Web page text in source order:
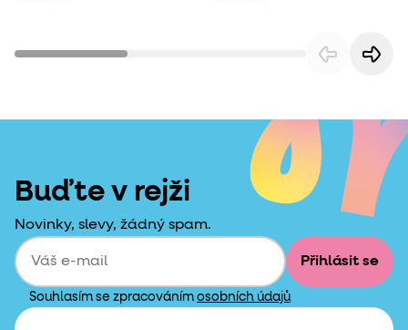
Buďte v rejži
Novinky, slevy, žádný spam.
Přihlásit se
Souhlasím se zpracováním osobních údajů